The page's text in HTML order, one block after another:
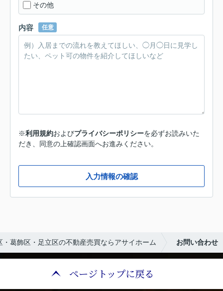
その他
内容 任意
※利用規約およびプライバシーポリシーを必ずお読みいた
だき、同意の上確認画面へお進みください。
入力情報の確認
・葛飾区・足立区の不動産売買ならアサイホーム お問い合わせ
ページトップに戻る